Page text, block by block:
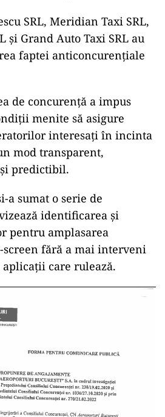
SRL, Meridian Taxi SRL,
și Grand Auto Taxi SRL au
faptei anticoncurențiale
de concurență a impus
menite să asigure
interesați în incinta
mod transparent,
predictibil.
a sumat o serie de
identificarea și
pentru amplasarea
fără a mai interveni
care rulează.